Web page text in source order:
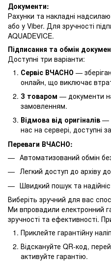
Документи:
Рахунки та накладні
або у Viber. Для зручності
AQUADEVICE.
Підписання та обмін
Доступні три варіанти:
Сервіс ВЧАСНО —
онлайн, що виключає
З товаром — документи
замовленням.
Відмова від оригіналів —
нас на сервері, доступні
Переваги ВЧАСНО:
Автоматизований обмін
Легкий доступ до архіву
Швидкий пошук та
Виберіть зручний для вас
Ми впровадили електронний
зручності та ефективності.
Приклейте гарантійну
Відскануйте QR-код,
активуйте гарантію.